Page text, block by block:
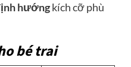
hướngkích cỡ phù
bé trai